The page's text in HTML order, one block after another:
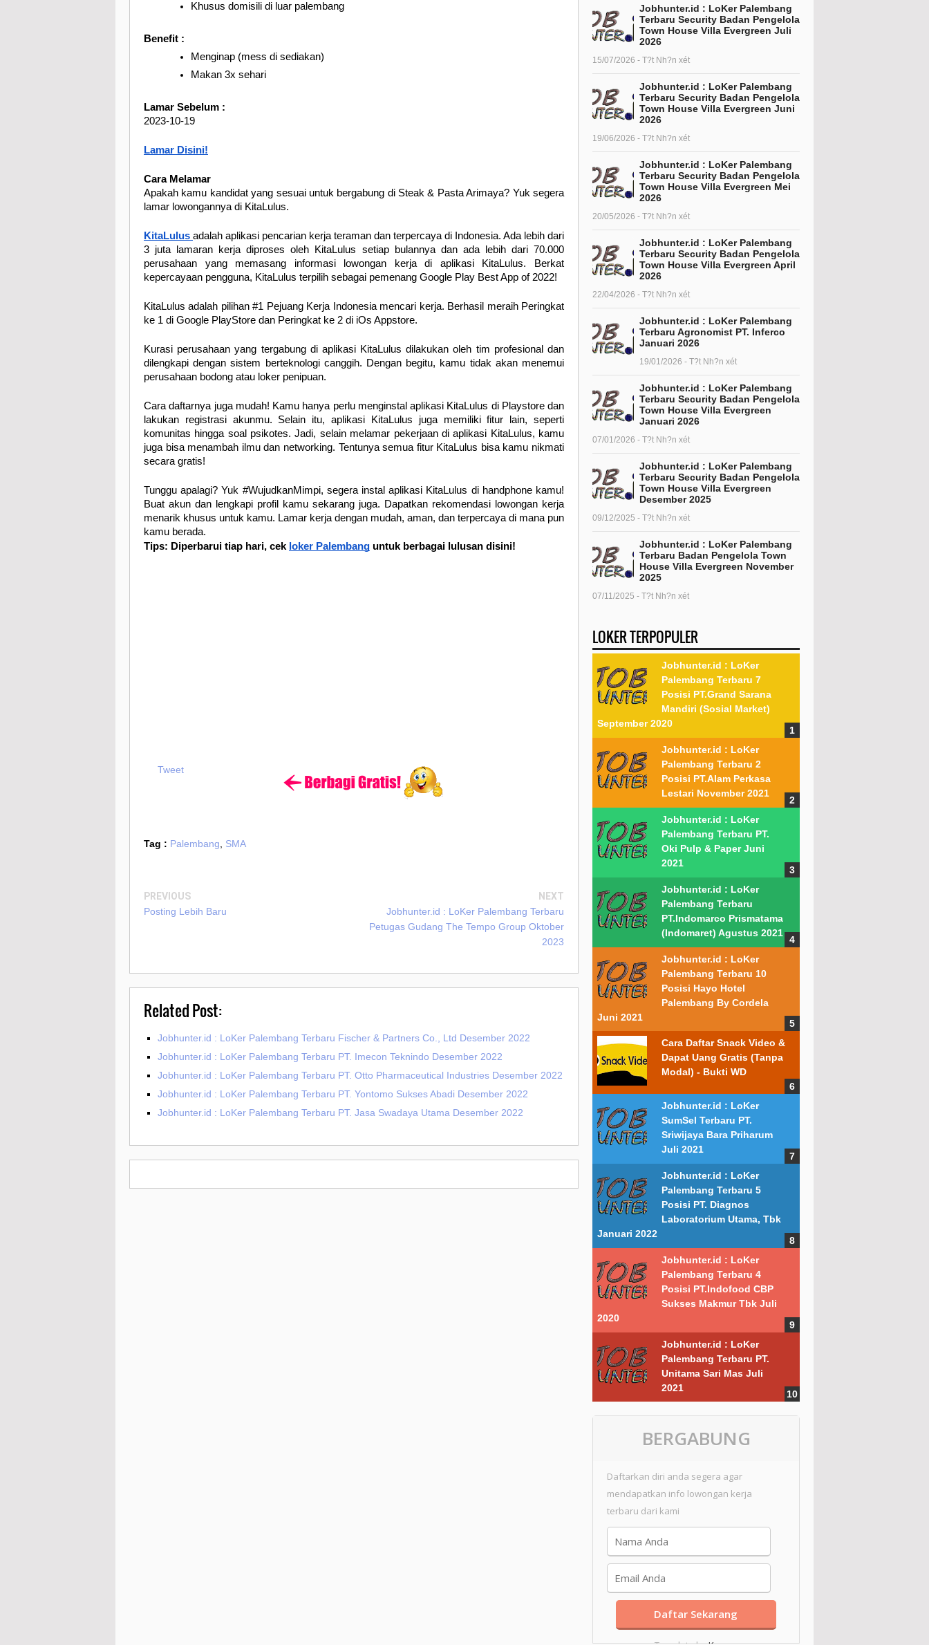
Khusus domisili di luar palembang
Benefit :
Menginap (mess di sediakan)
Makan 3x sehari
Lamar Sebelum :
2023-10-19
Lamar Disini!
Cara Melamar
Apakah kamu kandidat yang sesuai untuk bergabung di Steak & Pasta Arimaya? Yuk segera
lamar lowongannya di KitaLulus.
KitaLulus adalah aplikasi pencarian kerja teraman dan terpercaya di Indonesia. Ada lebih dari
3 juta lamaran kerja diproses oleh KitaLulus setiap bulannya dan ada lebih dari 70.000
perusahaan yang memasang informasi lowongan kerja di aplikasi KitaLulus. Berkat
kepercayaan pengguna, KitaLulus terpilih sebagai pemenang Google Play Best App of 2022!
KitaLulus adalah pilihan #1 Pejuang Kerja Indonesia mencari kerja. Berhasil meraih Peringkat
ke 1 di Google PlayStore dan Peringkat ke 2 di iOs Appstore.
Kurasi perusahaan yang tergabung di aplikasi KitaLulus dilakukan oleh tim profesional dan
dilengkapi dengan sistem berteknologi canggih. Dengan begitu, kamu tidak akan menemui
perusahaan bodong atau loker penipuan.
Cara daftarnya juga mudah! Kamu hanya perlu menginstal aplikasi KitaLulus di Playstore dan
lakukan registrasi akunmu. Selain itu, aplikasi KitaLulus juga memiliki fitur lain, seperti
komunitas hingga soal psikotes. Jadi, selain melamar pekerjaan di aplikasi KitaLulus, kamu
juga bisa menambah ilmu dan networking. Tentunya semua fitur KitaLulus bisa kamu nikmati
secara gratis!
Tunggu apalagi? Yuk #WujudkanMimpi, segera instal aplikasi KitaLulus di handphone kamu!
Buat akun dan lengkapi profil kamu sekarang juga. Dapatkan rekomendasi lowongan kerja
menarik khusus untuk kamu. Lamar kerja dengan mudah, aman, dan terpercaya di mana pun
kamu berada.
Tips: Diperbarui tiap hari, cek loker Palembang untuk berbagai lulusan disini!
Tweet
Tag : Palembang, SMA
PREVIOUS
Posting Lebih Baru
NEXT
Jobhunter.id : LoKer Palembang Terbaru
Petugas Gudang The Tempo Group Oktober
2023
Related Post:
Jobhunter.id : LoKer Palembang Terbaru Fischer & Partners Co., Ltd Desember 2022
Jobhunter.id : LoKer Palembang Terbaru PT. Imecon Teknindo Desember 2022
Jobhunter.id : LoKer Palembang Terbaru PT. Otto Pharmaceutical Industries Desember 2022
Jobhunter.id : LoKer Palembang Terbaru PT. Yontomo Sukses Abadi Desember 2022
Jobhunter.id : LoKer Palembang Terbaru PT. Jasa Swadaya Utama Desember 2022
Jobhunter.id : LoKer Palembang
Terbaru Security Badan Pengelola
Town House Villa Evergreen Juli
2026
15/07/2026 - T?t Nh?n xét
Jobhunter.id : LoKer Palembang
Terbaru Security Badan Pengelola
Town House Villa Evergreen Juni
2026
19/06/2026 - T?t Nh?n xét
Jobhunter.id : LoKer Palembang
Terbaru Security Badan Pengelola
Town House Villa Evergreen Mei
2026
20/05/2026 - T?t Nh?n xét
Jobhunter.id : LoKer Palembang
Terbaru Security Badan Pengelola
Town House Villa Evergreen April
2026
22/04/2026 - T?t Nh?n xét
Jobhunter.id : LoKer Palembang
Terbaru Agronomist PT. Inferco
Januari 2026
19/01/2026 - T?t Nh?n xét
Jobhunter.id : LoKer Palembang
Terbaru Security Badan Pengelola
Town House Villa Evergreen
Januari 2026
07/01/2026 - T?t Nh?n xét
Jobhunter.id : LoKer Palembang
Terbaru Security Badan Pengelola
Town House Villa Evergreen
Desember 2025
09/12/2025 - T?t Nh?n xét
Jobhunter.id : LoKer Palembang
Terbaru Badan Pengelola Town
House Villa Evergreen November
2025
07/11/2025 - T?t Nh?n xét
LOKER TERPOPULER
Jobhunter.id : LoKer
Palembang Terbaru 7
Posisi PT.Grand Sarana
Mandiri (Sosial Market)
September 2020
Jobhunter.id : LoKer
Palembang Terbaru 2
Posisi PT.Alam Perkasa
Lestari November 2021
Jobhunter.id : LoKer
Palembang Terbaru PT.
Oki Pulp & Paper Juni
2021
Jobhunter.id : LoKer
Palembang Terbaru
PT.Indomarco Prismatama
(Indomaret) Agustus 2021
Jobhunter.id : LoKer
Palembang Terbaru 10
Posisi Hayo Hotel
Palembang By Cordela
Juni 2021
Cara Daftar Snack Video &
Dapat Uang Gratis (Tanpa
Modal) - Bukti WD
Jobhunter.id : LoKer
SumSel Terbaru PT.
Sriwijaya Bara Priharum
Juli 2021
Jobhunter.id : LoKer
Palembang Terbaru 5
Posisi PT. Diagnos
Laboratorium Utama, Tbk
Januari 2022
Jobhunter.id : LoKer
Palembang Terbaru 4
Posisi PT.Indofood CBP
Sukses Makmur Tbk Juli
2020
Jobhunter.id : LoKer
Palembang Terbaru PT.
Unitama Sari Mas Juli
2021
BERGABUNG
Daftarkan diri anda segera agar
mendapatkan info lowongan kerja
terbaru dari kami